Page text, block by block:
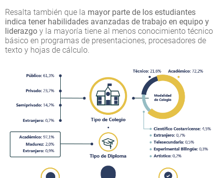
Resalta también que la mayor parte de los estudiantes
indica tener habilidades avanzadas de trabajo en equipo y
liderazgo y la mayoría tiene al menos conocimiento técnico
básico en programas de presentaciones, procesadores de
texto y hojas de cálculo.